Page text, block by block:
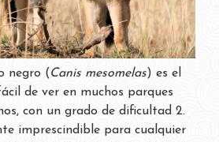
negro (Canis mesomelas) es el
de ver en muchos parques
con un grado de dificultad 2.
imprescindible para cualquier